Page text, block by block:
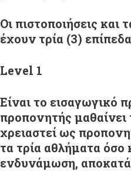
Οι πιστοποιήσεις και
έχουν τρία (3)
Level 1
Είναι το εισαγωγικό
προπονητής μαθαίνει
χρειαστεί ως
τα τρία αθλήματα όσο
ενδυνάμωση,